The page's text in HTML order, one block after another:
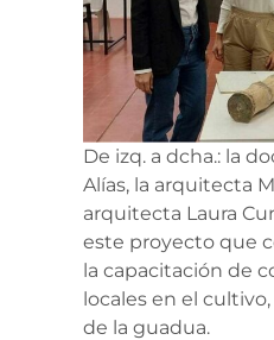
De izq. a dcha.: la
Alías, la arquitecta
arquitecta Laura
este proyecto que
la capacitación de
locales en el
de la guadua.